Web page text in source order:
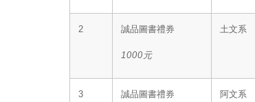
2 誠品圖書禮券
1000 元
土文系
3 誠品圖書禮券 阿文系